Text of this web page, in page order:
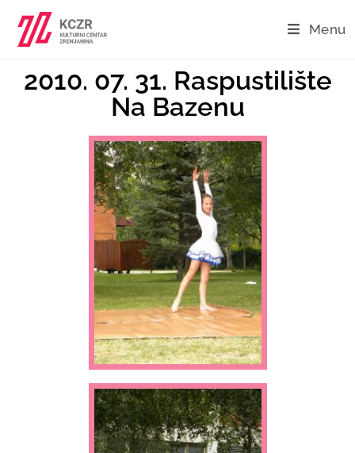
Menu
2010. 07. 31. Raspustilište
Na Bazenu